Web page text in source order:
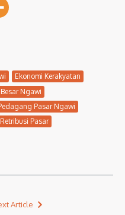
Ekonomi Kerakyatan
Ngawi
Pasar Ngawi
Retribusi Pasar
Article